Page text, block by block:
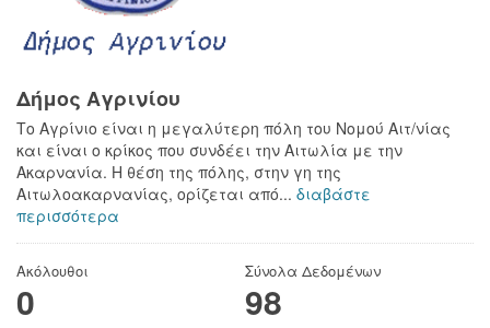
Δήμος Αγρινίου
Το Αγρίνιο είναι η μεγαλύτερη πόλη του Νομού Αιτ/νίας
και είναι ο κρίκος που συνδέει την Αιτωλία με την
Ακαρνανία. Η θέση της πόλης, στην γη της
Αιτωλοακαρνανίας, ορίζεται από... διαβάστε
περισσότερα
Ακόλουθοι
0
Σύνολα Δεδομένων
98